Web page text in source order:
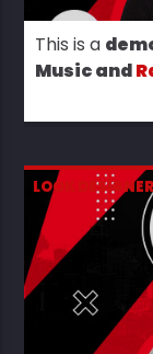
This is a
Music and
LOOK